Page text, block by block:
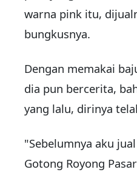
warna pink itu,
bungkusnya.
Dengan memakai
dia pun bercerita,
yang lalu, dirinya
"Sebelumnya aku
Gotong Royong